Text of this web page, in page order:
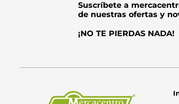
Suscríbete a
de nuestras ofertas y
¡NO TE PIERDAS NADA!